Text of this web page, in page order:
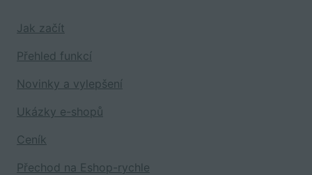
Jak začít
Přehled funkcí
Novinky a vylepšení
Ukázky e-shopů
Ceník
Přechod na Eshop-rychle